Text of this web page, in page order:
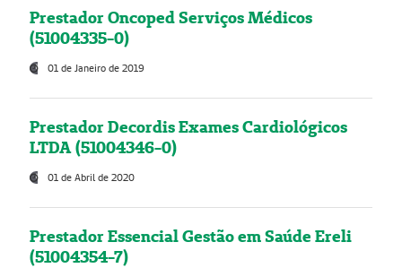
Prestador Oncoped Serviços Médicos
(51004335-0)
01 de Janeiro de 2019
Prestador Decordis Exames Cardiológicos
LTDA (51004346-0)
01 de Abril de 2020
Prestador Essencial Gestão em Saúde Ereli
(51004354-7)